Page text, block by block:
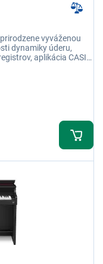
vyváženou
dynamiky úderu,
aplikácia CASIO